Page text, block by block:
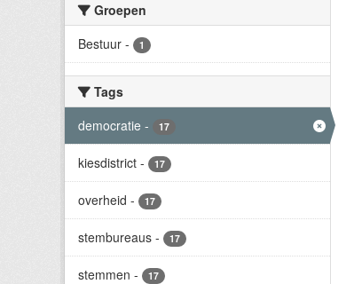
Groepen
Bestuur - 1
Tags
democratie - 17
kiesdistrict - 17
overheid - 17
stembureaus - 17
stemmen - 17